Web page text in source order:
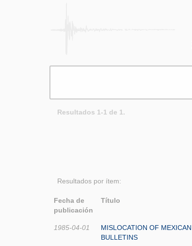
Resultados 1-1 de 1.
Resultados por ítem:
Fecha de
publicación
Título
1985-04-01
MISLOCATION OF
BULLETINS